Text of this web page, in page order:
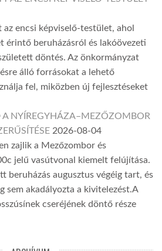
encsi képviselő-testület, ahol
érintő beruházásról és lakóövezeti
döntés. Az önkormányzat
álló forrásokat a lehető
fel, miközben új fejlesztéseket
NYÍREGYHÁZA–MEZŐZOMBOR
2026-08-04
zajlik a Mezőzombor és
jelű vasútvonal kiemelt felújítása.
beruházás augusztus végéig tart, és
sem akadályozta a kivitelezést.A
cseréjének döntő része